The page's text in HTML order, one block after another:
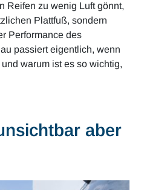
Reifen zu wenig Luft gönnt,
Plattfuß, sondern
Performance des
passiert eigentlich, wenn
warum ist es so wichtig,
aber